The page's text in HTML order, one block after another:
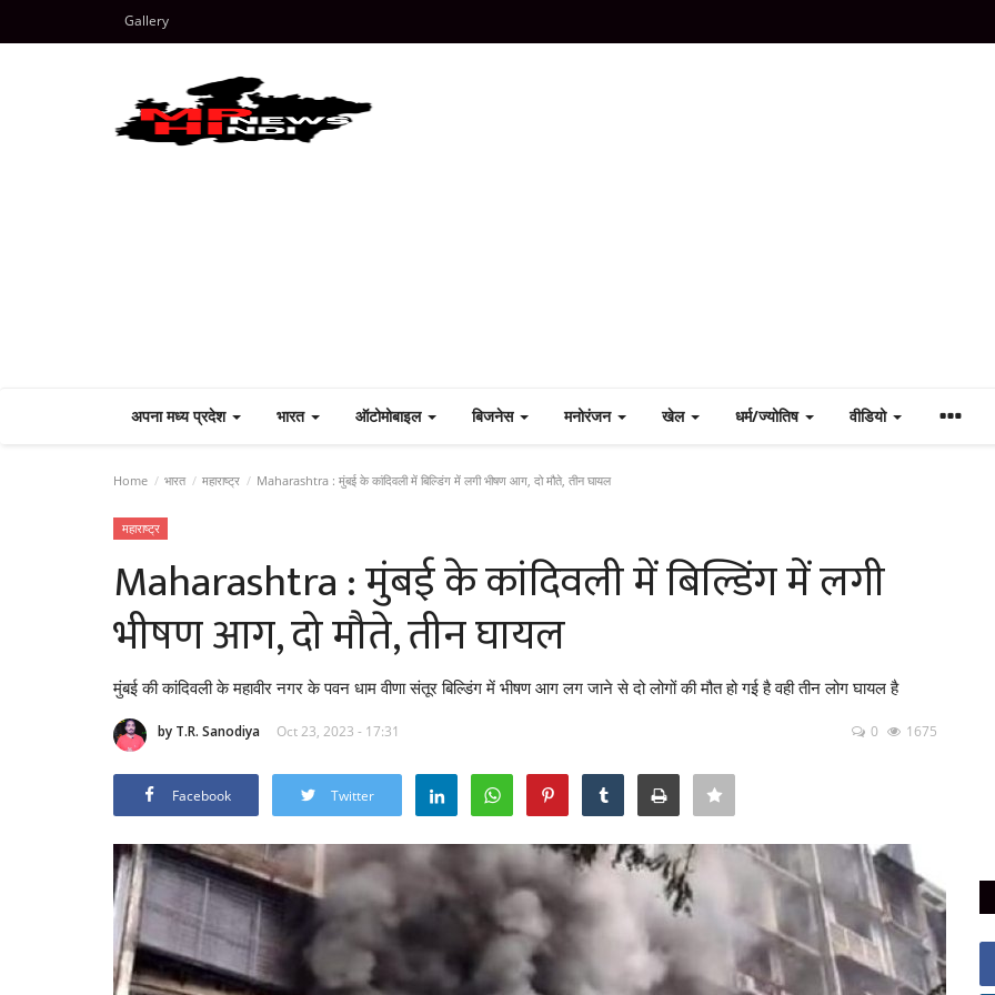
Gallery
अपना मध्य प्रदेश भारत ऑटोमोबाइल बिजनेस मनोरंजन खेल धर्म/ज्योतिष वीडियो
Home भारत महाराष्ट्र Maharashtra : मुंबई के कांदिवली में बिल्डिंग में लगी भीषण आग, दो मौते, तीन घायल
महाराष्ट्र
Maharashtra : मुंबई के कांदिवली में बिल्डिंग में लगी
भीषण आग, दो मौते, तीन घायल
मुंबई की कांदिवली के महावीर नगर के पवन धाम वीणा संतूर बिल्डिंग में भीषण आग लग जाने से दो लोगों की मौत हो गई है वही तीन लोग घायल है
by T.R. Sanodiya Oct 23, 2023 - 17:31 0 1675
Facebook Twitter